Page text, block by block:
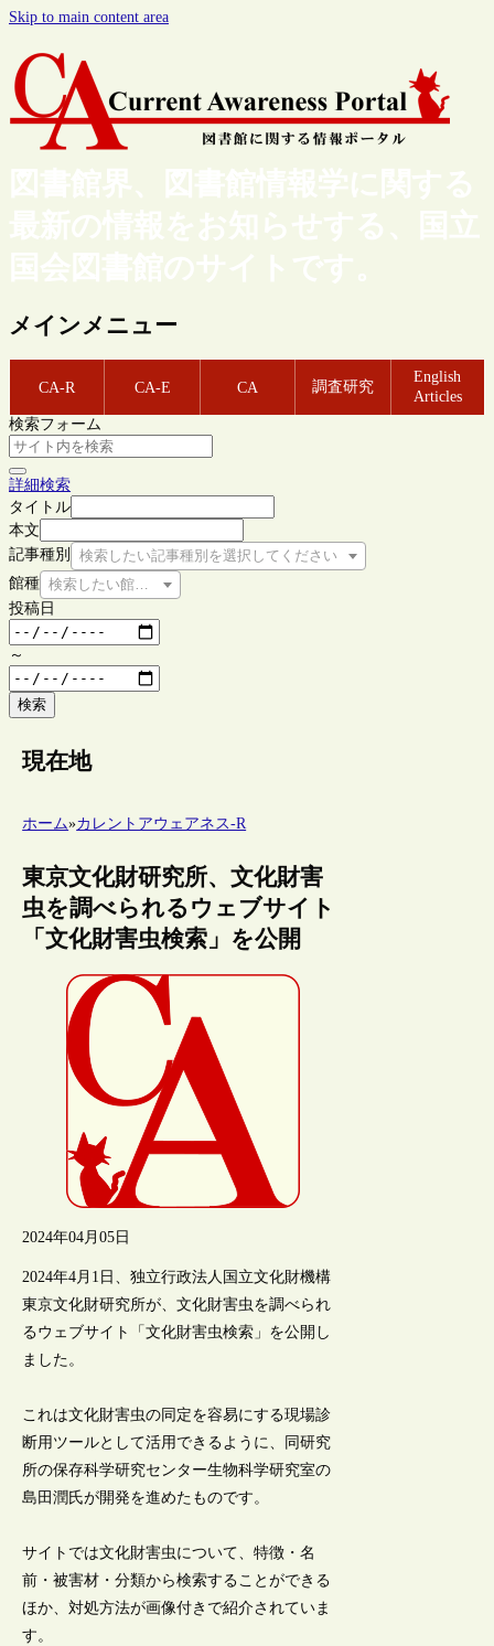
Skip to main content area
図書館界、図書館情報学に関する
最新の情報をお知らせする、国立
国会図書館のサイトです。
メインメニュー
CA-R CA-E CA 調査研究
English
Articles
検索フォーム
詳細検索
タイトル
本文
記事種別
検索したい記事種別を選択してください
館種 検索したい館種を選択してください
投稿日
～
検索
現在地
ホーム»カレントアウェアネス-R
東京文化財研究所、文化財害
虫を調べられるウェブサイト
「文化財害虫検索」を公開
2024年04月05日
2024年4月1日、独立行政法人国立文化財機構
東京文化財研究所が、文化財害虫を調べられ
るウェブサイト「文化財害虫検索」を公開し
ました。
これは文化財害虫の同定を容易にする現場診
断用ツールとして活用できるように、同研究
所の保存科学研究センター生物科学研究室の
島田潤氏が開発を進めたものです。
サイトでは文化財害虫について、特徴・名
前・被害材・分類から検索することができる
ほか、対処方法が画像付きで紹介されていま
す。